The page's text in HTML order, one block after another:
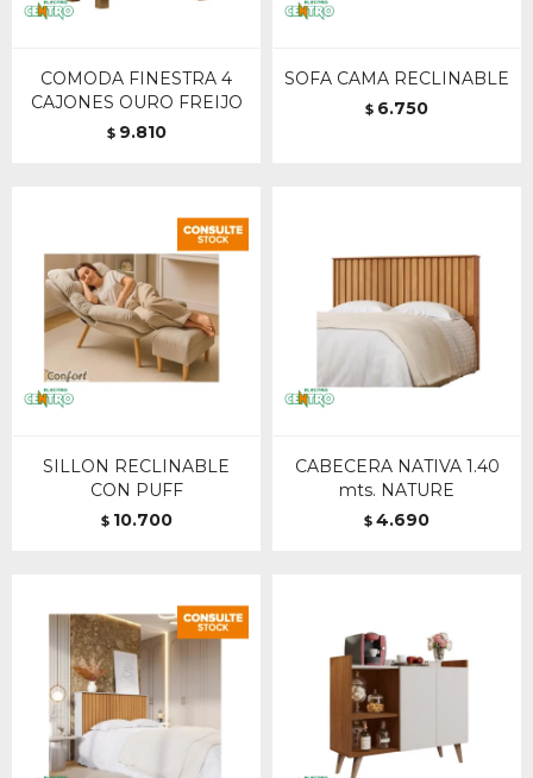
COMODA FINESTRA 4
CAJONES OURO FREIJO
$ 9.810
SOFA CAMA RECLINABLE
$ 6.750
SILLON RECLINABLE
CON PUFF
$ 10.700
CABECERA NATIVA 1.40
mts. NATURE
$ 4.690